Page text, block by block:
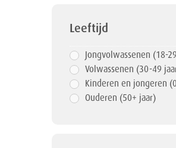
Leeftijd
Jongvolwassenen (18-
Volwassenen (30-49
Kinderen en jongeren
Ouderen (50+ jaar)